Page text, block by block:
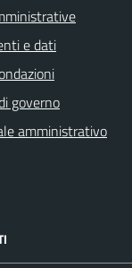
e dati
governo
amministrativo